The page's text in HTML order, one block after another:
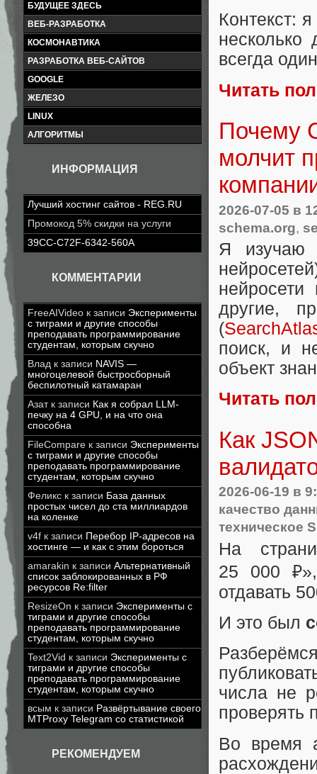
БУДУЩЕЕ ЗДЕСЬ
ВЕБ-РАЗРАБОТКА
КОСМОНАВТИКА
РАЗРАБОТКА ВЕБ-САЙТОВ
GOOGLE
ЖЕЛЕЗО
LINUX
АЛГОРИТМЫ
ИНФОРМАЦИЯ
Лучший хостинг сайтов - REG.RU
Промокод 5% скидки на услуги
39CC-C72F-6342-560A
КОММЕНТАРИИ
FreeAIVideo к записи Эксперименты
с тиграми и другие способы
преподавать программирование
студентам, которым скучно
Влад к записи NAVIS —
многоцелевой быстросборный
беспилотный катамаран
Азатк записи Как я собрал LLM-
печку на 4 GPU, и на что она
способна
FileCompare к записи Эксперименты
с тиграми и другие способы
преподавать программирование
студентам, которым скучно
Феликс к записи База данных
простых чисел до ста миллиардов
на коленке
v4f к записи Перебор IP-адресов на
хостинге — и как с этим бороться
amarakin к записи Альтернативный
список заблокированных в РФ
ресурсов Re:filter
ResizeOn к записи Эксперименты с
тиграми и другие способы
преподавать программирование
студентам, которым скучно
Text2Vid к записи Эксперименты с
тиграми и другие способы
преподавать программирование
студентам, которым скучно
всым к записи Развёртывание своего
MTProxy Telegram со статистикой
РЕКОМЕНДУЕМ
Контекст:
несколько
всегда
Читать
Почему
молчит
2026-07-05 в
schema.org,
Я изучаю
другие,
(
поиск, и
объект
Читать
Как
2026-06-19 в
качество
техническое
На
25 000
отдавать
И это был
числа не
проверять
Во время